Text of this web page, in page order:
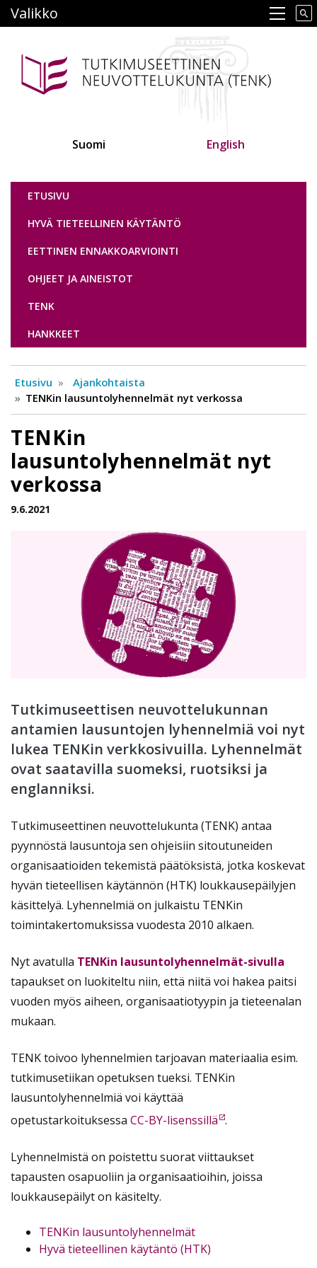
pääsisältöön
Main navigation
Valikko
Suomi English
Tutkimuseettinen neuvottelukunta
ETUSIVU
HYVÄ TIETEELLINEN KÄYTÄNTÖ
EETTINEN ENNAKKOARVIOINTI
OHJEET JA AINEISTOT
TENK
HANKKEET
Etusivu
Ajankohtaista
TENKin lausuntolyhennelmät nyt verkossa
TENKin
lausuntolyhennelmät nyt
verkossa
9.6.2021
Tutkimuseettisen neuvottelukunnan
antamien lausuntojen lyhennelmiä voi nyt
lukea TENKin verkkosivuilla. Lyhennelmät
ovat saatavilla suomeksi, ruotsiksi ja
englanniksi.
Tutkimuseettinen neuvottelukunta (TENK) antaa
pyynnöstä lausuntoja sen ohjeisiin sitoutuneiden
organisaatioiden tekemistä päätöksistä, jotka koskevat
hyvän tieteellisen käytännön (HTK) loukkausepäilyjen
käsittelyä. Lyhennelmiä on julkaistu TENKin
toimintakertomuksissa vuodesta 2010 alkaen.
Nyt avatulla TENKin lausuntolyhennelmät-sivulla
tapaukset on luokiteltu niin, että niitä voi hakea paitsi
vuoden myös aiheen, organisaatiotyypin ja tieteenalan
mukaan.
TENK toivoo lyhennelmien tarjoavan materiaalia esim.
tutkimusetiikan opetuksen tueksi. TENKin
lausuntolyhennelmiä voi käyttää
opetustarkoituksessa CC-BY-lisenssillä .
Lyhennelmistä on poistettu suorat viittaukset
tapausten osapuoliin ja organisaatioihin, joissa
loukkausepäilyt on käsitelty.
TENKin lausuntolyhennelmät
Hyvä tieteellinen käytäntö (HTK)